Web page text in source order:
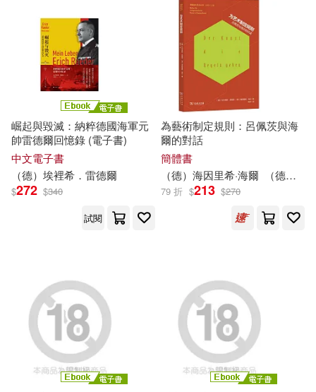
星巴克(7)
日用清潔(619)
休閒生活(420)
婦幼生活(1243)
餐廚生活(601) 電子票證(42)
鞋包配件(1972) 票券(36)
玲廊滿藝(131) 故宮精品(6)
電子書(3640) 有聲書(172)
本書編寫組(112)
（法）儒勒·凡爾納(111)
羅冠顯(103) 李俊穎(102)
林受勳(98) 廖慶堂(96)
衛紀淮(94) 陳鈞彥(91)
美國迪士尼公司(82)
蔣敏玲(76)
出版社 (可複選)
海洋出版社(1288) 東立(956)
科學出版社(921)
上海人民出版社(838)
社會科學文獻出版社(591)
交通部運輸研究所(402)
上海辭書出版社(344)
中國海洋大學出版社(326)
(可複選)
可海外宅配(44237)
可港澳店取(42261)
可新加坡店取(41925)
崛起與毀滅：納粹德國海軍元
帥雷德爾回憶錄 (電子書)
中文電子書
（德）埃裡希 ．雷德爾
$272 $340
試閱
為藝術制定規則：呂佩茨與海
爾的對話
簡體書
（德）海因里希·海爾 （德）馬
79 折 $213 $270